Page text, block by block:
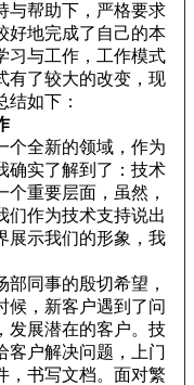
与帮助下，严格要求
好地完成了自己的本
习与工作，工作模式
有了较大的改变，现
如下：
全新的领域，作为
确实了解到了：技术
重要层面，虽然，
们作为技术支持说出
展示我们的形象，我
同事的殷切希望，
候，新客户遇到了问
发展潜在的客户。技
客户解决问题，上门
，书写文档。面对繁